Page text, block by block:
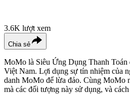
3.6K lượt xem
Chia sẻ
MoMo là Siêu Ứng Dụng Thanh Toán
Việt Nam. Lợi dụng sự tín nhiệm của
danh MoMo để lừa đảo. Cùng MoMo
mà các đối tượng này sử dụng, và